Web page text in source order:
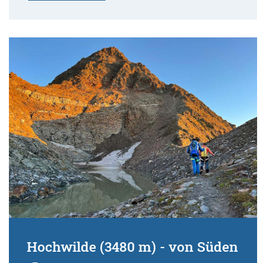
Hochwilde (3480 m) - von Süden